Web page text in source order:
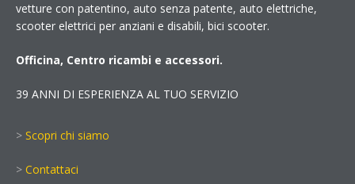
vetture con patentino, auto senza patente, auto elettriche,
scooter elettrici per anziani e disabili, bici scooter.
Officina, Centro ricambi e accessori.
39 ANNI DI ESPERIENZA AL TUO SERVIZIO
> Scopri chi siamo
> Contattaci